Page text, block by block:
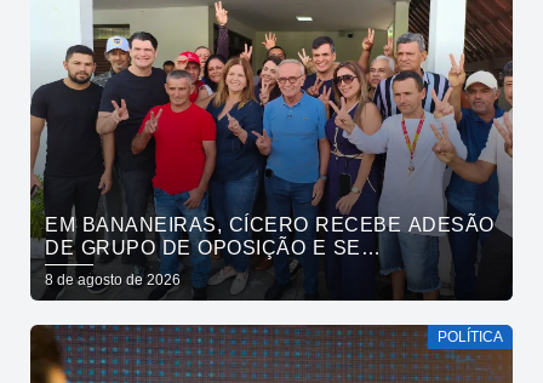
EM BANANEIRAS, CÍCERO RECEBE ADESÃO
DE GRUPO DE OPOSIÇÃO E SE
COMPROMETE COM ESGOTAMENTO
SANITÁRIO
8 de agosto de 2026
POLÍTICA